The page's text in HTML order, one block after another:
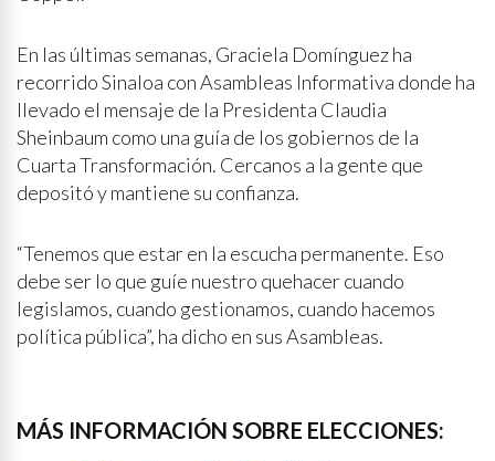
En las últimas semanas, Graciela Domínguez ha
recorrido Sinaloa con Asambleas Informativa donde ha
llevado el mensaje de la Presidenta Claudia
Sheinbaum como una guía de los gobiernos de la
Cuarta Transformación. Cercanos a la gente que
depositó y mantiene su confianza.
“Tenemos que estar en la escucha permanente. Eso
debe ser lo que guíe nuestro quehacer cuando
legislamos, cuando gestionamos, cuando hacemos
política pública”, ha dicho en sus Asambleas.
MÁS INFORMACIÓN SOBRE ELECCIONES: